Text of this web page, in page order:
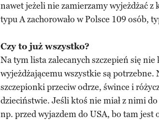
nawet jeżeli nie zamierzamy wyjeżdżać z
typu A zachorowało w Polsce 109 osób,
Czy to już wszystko?
Na tym lista zalecanych szczepień się
wyjeżdżającemu wszystkie są potrzebne.
szczepionki przeciw odrze, śwince i
dzieciństwie. Jeśli ktoś nie miał z nimi
np. przed wyjazdem do USA, bo tam